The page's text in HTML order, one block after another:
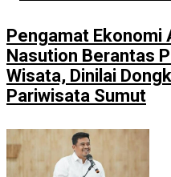
Pengamat Ekonomi
Nasution Berantas
Wisata, Dinilai
Pariwisata Sumut